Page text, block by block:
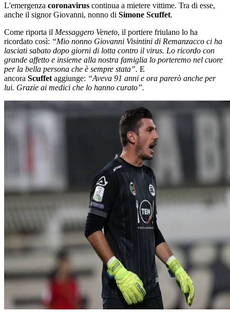
L'emergenza coronavirus continua a mietere vittime. Tra di esse,
anche il signor Giovanni, nonno di Simone Scuffet.
Come riporta il Messaggero Veneto, il portiere friulano lo ha
ricordato così: “Mio nonno Giovanni Visintini di Remanzacco ci ha
lasciati sabato dopo giorni di lotta contro il virus. Lo ricordo con
grande affetto e insieme alla nostra famiglia lo porteremo nel cuore
per la bella persona che è sempre stata”. E
ancora Scuffet aggiunge: “Aveva 91 anni e ora parerò anche per
lui. Grazie ai medici che lo hanno curato”.